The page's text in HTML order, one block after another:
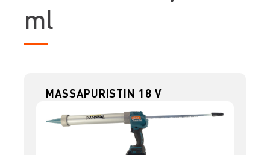
ml
MASSAPURISTIN 18 V